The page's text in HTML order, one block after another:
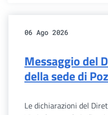
06 Ago 2026
Messaggio del
della sede di
Le dichiarazioni del